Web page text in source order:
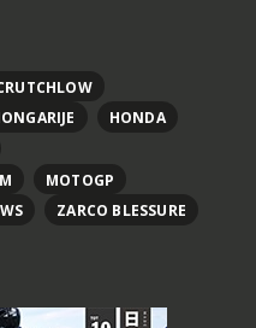
HONDA
MOTOGP
ZARCO BLESSURE